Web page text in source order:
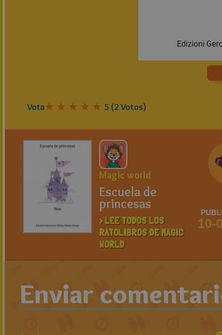
Vota 5 (2Votos)
Magic world
Escuela de
princesas
> LEE TODOS LOS
RATOLIBROS DE MAGIC
WORLD
10-
Enviar